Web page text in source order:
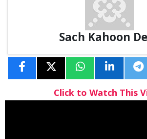
Sach Kahoon
Click to Watch This